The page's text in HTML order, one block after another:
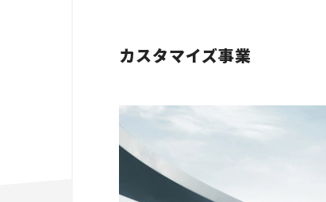
カスタマイズ事業